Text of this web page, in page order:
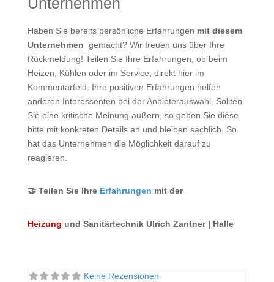
Haben Sie bereits persönliche Erfahrungen mit diesem
Unternehmen gemacht? Wir freuen uns über Ihre
Rückmeldung! Teilen Sie Ihre Erfahrungen, ob beim
Heizen, Kühlen oder im Service, direkt hier im
Kommentarfeld. Ihre positiven Erfahrungen helfen
anderen Interessenten bei der Anbieterauswahl. Sollten
Sie eine kritische Meinung äußern, so geben Sie diese
bitte mit konkreten Details an und bleiben sachlich. So
hat das Unternehmen die Möglichkeit darauf zu
reagieren.
🤝 Teilen Sie Ihre Erfahrungen mit der
Heizung und Sanitärtechnik Ulrich Zantner | Halle
Keine Rezensionen